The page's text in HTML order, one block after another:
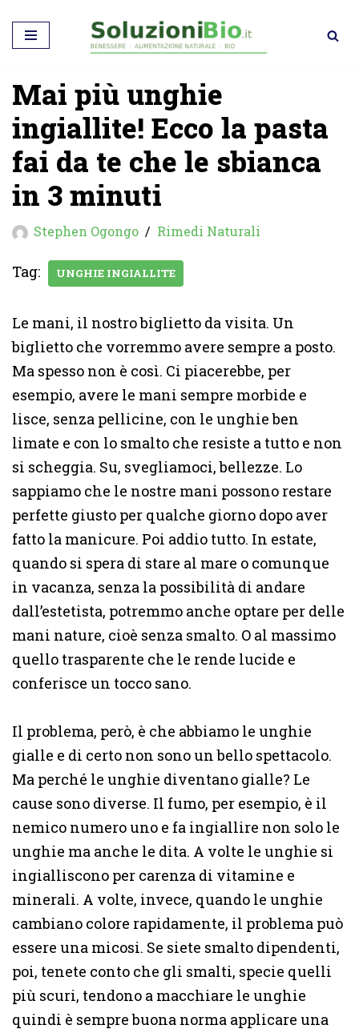
Vai
contenuto
Mai più unghie
ingiallite! Ecco la pasta
fai da te che le sbianca
in 3 minuti
Stephen Ogongo Rimedi Naturali
Tag: UNGHIE INGIALLITE
Le mani, il nostro biglietto da visita. Un
biglietto che vorremmo avere sempre a posto.
Ma spesso non è così. Ci piacerebbe, per
esempio, avere le mani sempre morbide e
lisce, senza pellicine, con le unghie ben
limate e con lo smalto che resiste a tutto e non
si scheggia. Su, svegliamoci, bellezze. Lo
sappiamo che le nostre mani possono restare
perfette giusto per qualche giorno dopo aver
fatto la manicure. Poi addio tutto. In estate,
quando si spera di stare al mare o comunque
in vacanza, senza la possibilità di andare
dall’estetista, potremmo anche optare per delle
mani nature, cioè senza smalto. O al massimo
quello trasparente che le rende lucide e
conferisce un tocco sano.
Il problema, però, è che abbiamo le unghie
gialle e di certo non sono un bello spettacolo.
Ma perché le unghie diventano gialle? Le
cause sono diverse. Il fumo, per esempio, è il
nemico numero uno e fa ingiallire non solo le
unghie ma anche le dita. A volte le unghie si
ingialliscono per carenza di vitamine e
minerali. A volte, invece, quando le unghie
cambiano colore rapidamente, il problema può
essere una micosi. Se siete smalto dipendenti,
poi, tenete conto che gli smalti, specie quelli
più scuri, tendono a macchiare le unghie
quindi è sempre buona norma applicare una